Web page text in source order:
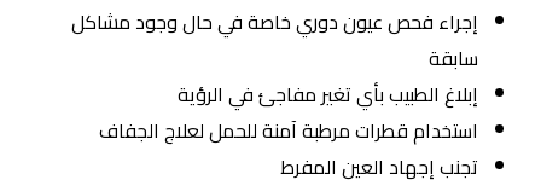
إجراء فحص عيون دوري خاصة في حال وجود مشاكل
سابقة
إبلاغ الطبيب بأي تغير مفاجئ في الرؤية
استخدام قطرات مرطبة آمنة للحمل لعلاج الجفاف
تجنب إجهاد العين المفرط